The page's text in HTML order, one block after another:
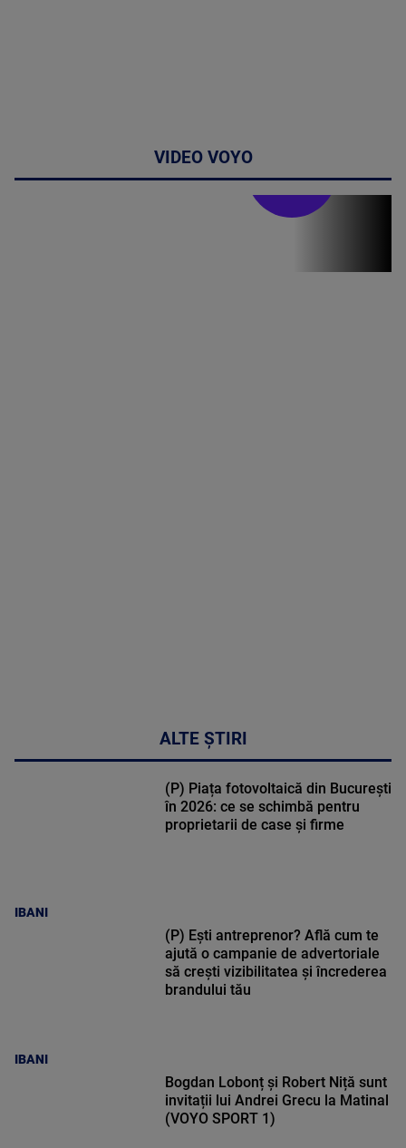
VIDEO VOYO
ALTE ȘTIRI
IBANI
(P) Piața fotovoltaică din București
în 2026: ce se schimbă pentru
proprietarii de case și firme
IBANI
(P) Ești antreprenor? Află cum te
ajută o campanie de advertoriale
să crești vizibilitatea și încrederea
brandului tău
Bogdan Lobonț și Robert Niță sunt
invitații lui Andrei Grecu la Matinal
(VOYO SPORT 1)